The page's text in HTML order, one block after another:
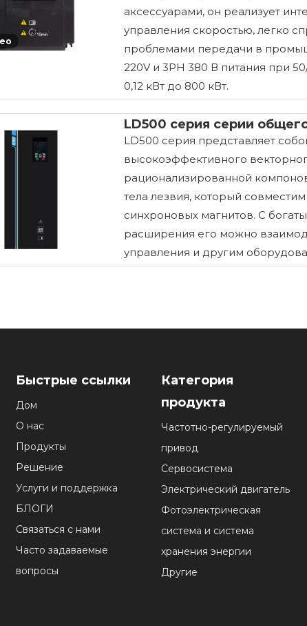
аксессуарами, он реализует
управления скоростью, легко
проблемами передачи в
220V и 3PH 380 В питания при
0,12 кВт до 800 кВт.
LD500 серия серии
LD500 серия представляет
высокоэффективного
рационализированной
тела лезвия, который
синхроновых магнитов. С
расширения его можно
управления и другим
Быстрые ссылки
Дом
О нас
Продукты
Решение
Услуги и поддержка
БЛОГИ
Связаться с нами
Часто задаваемые
вопросы
Категория
продукта
Частотно-регулируемый
привод
Сервосистема
Электрический двигатель
Фотоэлектрическая
система и система
хранения энергии
Другие